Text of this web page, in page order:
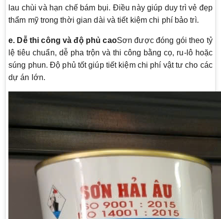
lau chùi và hạn chế bám bụi. Điều này giúp duy trì vẻ đẹp
thẩm mỹ trong thời gian dài và tiết kiệm chi phí bảo trì.
e. Dễ thi công và độ phủ caoSơn được đóng gói theo tỷ
lệ tiêu chuẩn, dễ pha trộn và thi công bằng cọ, ru-lô hoặc
súng phun. Độ phủ tốt giúp tiết kiệm chi phí vật tư cho các
dự án lớn.